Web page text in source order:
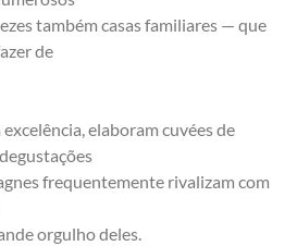
também casas familiares — que
de
elaboram cuvées de
frequentemente rivalizam com
orgulho deles.